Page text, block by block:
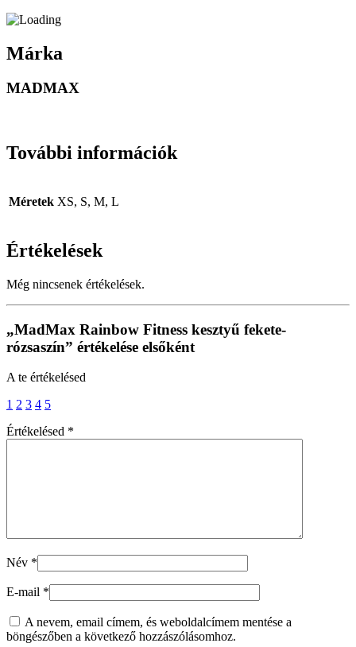
Márka
MADMAX
További információk
Méretek XS, S, M, L
Értékelések
Még nincsenek értékelések.
„MadMax Rainbow Fitness kesztyű fekete-
rózsaszín” értékelése elsőként
A te értékelésed
1 2 3 4 5
Értékelésed *
Név *
E-mail *
A nevem, email címem, és weboldalcímem mentése a
böngészőben a következő hozzászólásomhoz.